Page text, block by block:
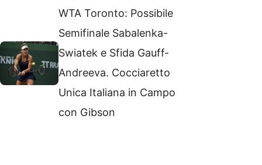
WTA Toronto: Possibile
Semifinale Sabalenka-
Swiatek e Sfida Gauff-
Andreeva. Cocciaretto
Unica Italiana in Campo
con Gibson